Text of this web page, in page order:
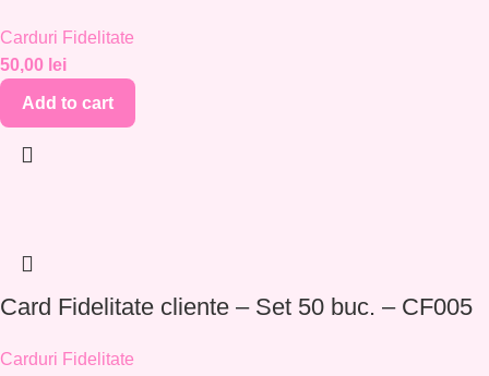
Carduri Fidelitate
50,00 lei
Add to cart
Card Fidelitate cliente – Set 50 buc. – CF005
Carduri Fidelitate